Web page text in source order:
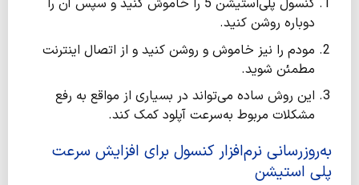
کنسول پلی‌استیشن 5 را خاموش کنید و سپس آن را
دوباره روشن کنید.
مودم را نیز خاموش و روشن کنید و از اتصال اینترنت
مطمئن شوید.
این روش ساده می‌تواند در بسیاری از مواقع به رفع
مشکلات مربوط به‌سرعت آپلود کمک کند.
به‌روزرسانی نرم‌افزار کنسول برای افزایش سرعت
پلی استیشن